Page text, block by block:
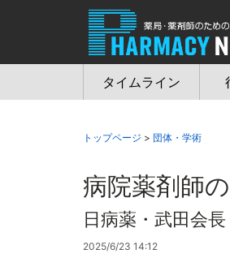
タイムライン
トップページ > 団体・学術
病院薬剤師
日病薬・武田会長
2025/6/23 14:12